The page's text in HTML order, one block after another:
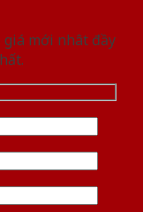
mới nhât đầy